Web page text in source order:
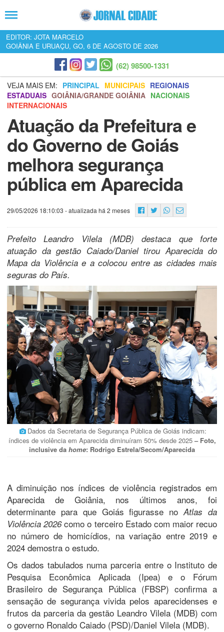
EDITOR: JOTA MARCELO
GOIÂNIA E URUAÇU, GO, 6 DE AGOSTO DE 2026
(62) 98500-1331
VEJA MAIS EM: PRINCIPAL MUNICIPAIS REGIONAIS
ESTADUAIS GOIÂNIA/GRANDE GOIÂNIA NACIONAIS
INTERNACIONAIS
Atuação da Prefeitura e
do Governo de Goiás
melhora segurança
pública em Aparecida
29/05/2026 18:10:03 - atualizada há 2 meses
Prefeito Leandro Vilela (MDB) destaca que forte
atuação da gestão Caiado/Daniel tirou Aparecida do
Mapa da Violência e a colocou entre as cidades mais
seguras do País.
Dados da Secretaria de Segurança Pública de Goiás indicam:
índices de violência em Aparecida diminuíram 50% desde 2025 – Foto,
inclusive da home: Rodrigo Estrela/Secom/Aparecida
A diminuição nos índices de violência registrados em
Aparecida de Goiânia, nos últimos anos, foi
determinante para que Goiás figurasse noAtlas da
Violência 2026como o terceiro Estado com maior recuo
no número de homicídios, na variação entre 2019 e
2024 demostra o estudo.
Os dados tabulados numa parceria entre o Instituto de
Pesquisa Econômica Aplicada (Ipea) e o Fórum
Brasileiro de Segurança Pública (FBSP) confirma a
sensação de segurança vivida pelos aparecidenses e
frutos da parceria da gestão Leandro Vilela (MDB) com
o governo Ronaldo Caiado (PSD)/Daniel Vilela (MDB).